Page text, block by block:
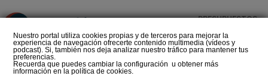
Nuestro portal utiliza cookies propias y de terceros para mejorar la
experiencia de navegación ofrecerte contenido multimedia (vídeos y
podcast). Si, también nos deja analizar nuestro tráfico para mantener tus
preferencias.
Recuerda que puedes cambiar la configuración u obtener más
información en la política de cookies.
PRESUPUESTOS